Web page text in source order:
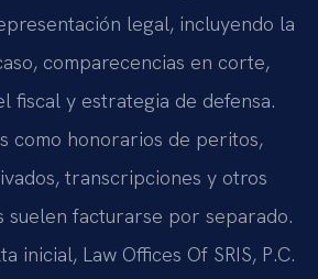
legal, incluyendo la
comparecencias en corte,
fiscal y estrategia de defensa.
como honorarios de peritos,
transcripciones y otros
suelen facturarse por separado.
inicial, Law Offices Of SRIS, P.C.